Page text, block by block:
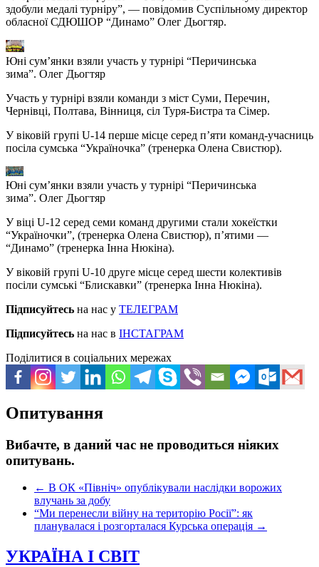
здобули медалі турніру”, — повідомив Суспільному директор
обласної СДЮШОР “Динамо” Олег Дьогтяр.
Юні сум’янки взяли участь у турнірі “Перичинська
зима”. Олег Дьогтяр
Участь у турнірі взяли команди з міст Суми, Перечин,
Чернівці, Полтава, Вінниця, сіл Туря-Бистра та Сімер.
У віковій групі U-14 перше місце серед п’яти команд-учасниць
посіла сумська “Україночка” (тренерка Олена Свистюр).
Юні сум’янки взяли участь у турнірі “Перичинська
зима”. Олег Дьогтяр
У віці U-12 серед семи команд другими стали хокеїстки
“Україночки”, (тренерка Олена Свистюр), п’ятими —
“Динамо” (тренерка Інна Нюкіна).
У віковій групі U-10 друге місце серед шести колективів
посіли сумські “Блискавки” (тренерка Інна Нюкіна).
Підписуйтесь на нас у ТЕЛЕГРАМ
Підписуйтесь на нас в ІНСТАГРАМ
Поділитися в соціальних мережах
Опитування
Вибачте, в даний час не проводиться ніяких
опитувань.
← В ОК «Північ» опублікували наслідки ворожих
влучань за добу
“Ми перенесли війну на територію Росії”: як
планувалася і розгорталася Курська операція →
УКРАЇНА І СВІТ